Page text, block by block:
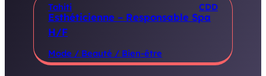
Tahiti CDD
Esthéticienne – Responsable Spa
H/F
Mode / Beauté / Bien-être